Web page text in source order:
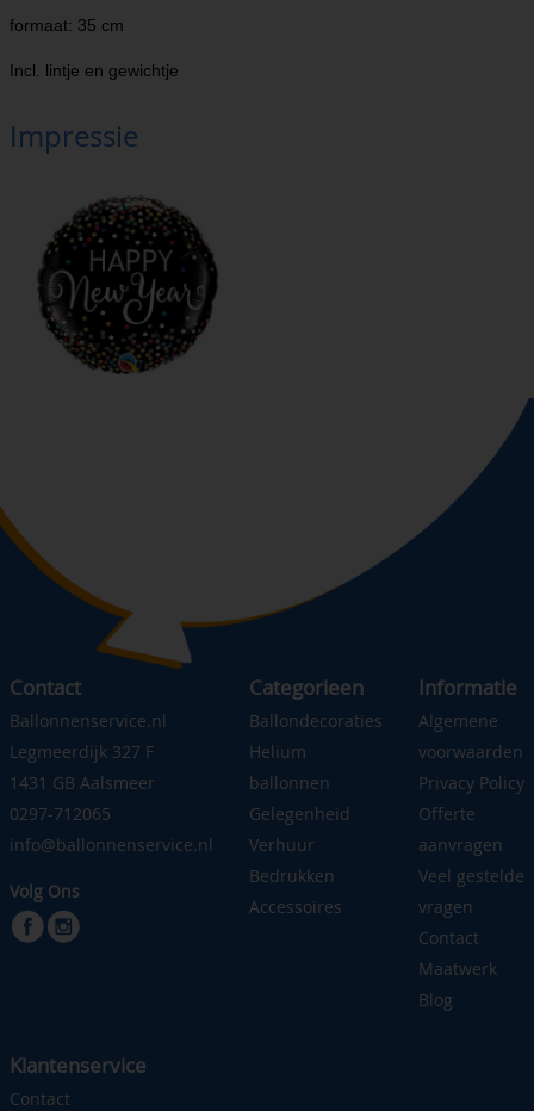
formaat: 35 cm
Incl. lintje en gewichtje
Impressie
Contact
Ballonnenservice.nl
Legmeerdijk 327 F
1431 GB Aalsmeer
0297-712065
info@ballonnenservice.nl
Volg Ons
Categorieen
Ballondecoraties
Helium
ballonnen
Gelegenheid
Verhuur
Bedrukken
Accessoires
Informatie
Algemene
voorwaarden
Privacy Policy
Offerte
aanvragen
Veel gestelde
vragen
Contact
Maatwerk
Blog
Klantenservice
Contact